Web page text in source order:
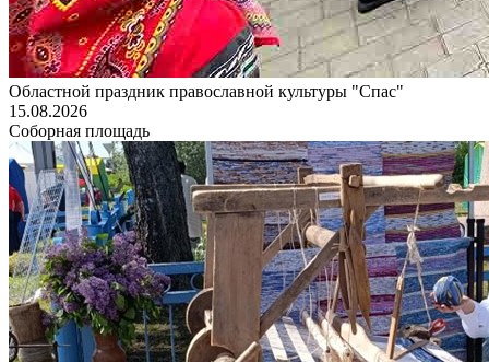
Областной праздник православной культуры "Спас"
15.08.2026
Соборная площадь